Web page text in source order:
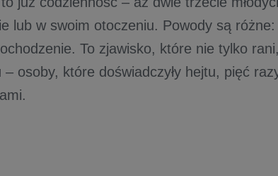
lub w swoim otoczeniu. Powody są różne:
To zjawisko, które nie tylko
osoby, które doświadczyły hejtu, pięć